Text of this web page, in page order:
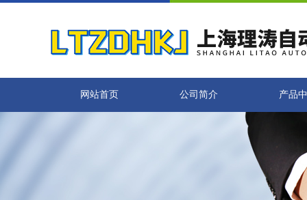
网站首页 公司简介 产品